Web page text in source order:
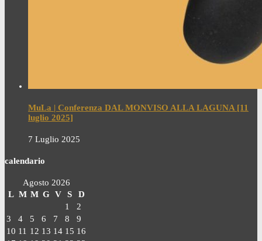
MuLa | Conferenza DAL MONVISO ALLA LAGUNA [11
luglio 2025]
7 Luglio 2025
calendario
Agosto 2026
L M M G V S
D
1
2
3
4 5 6 7 8
9
10 11 12 13 14 15 16